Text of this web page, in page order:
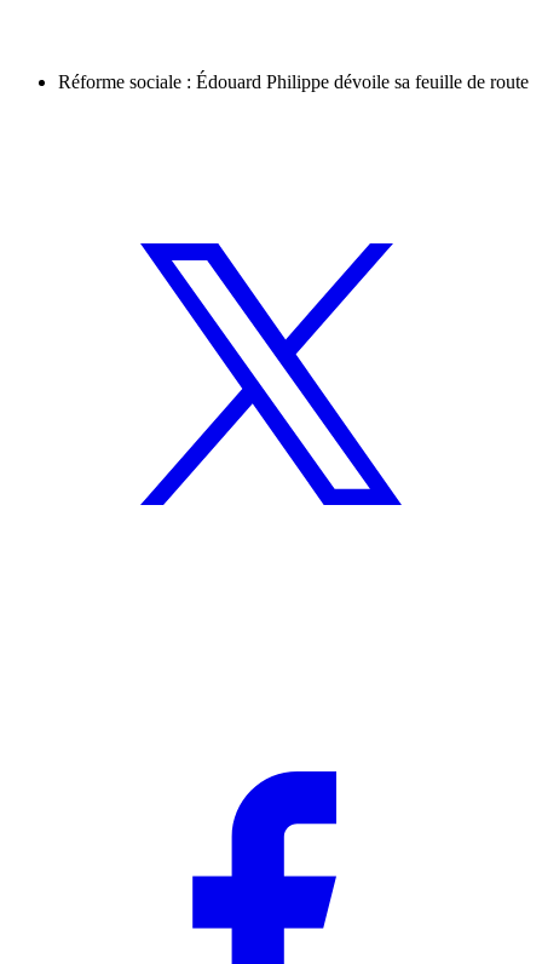
Réforme sociale : Édouard Philippe dévoile sa feuille de route